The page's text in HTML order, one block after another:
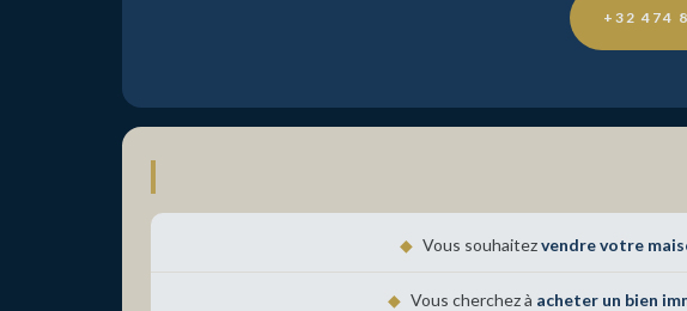
+32 474
◆ Vous souhaitezvendre votre
◆ Vous cherchez à acheter un bien